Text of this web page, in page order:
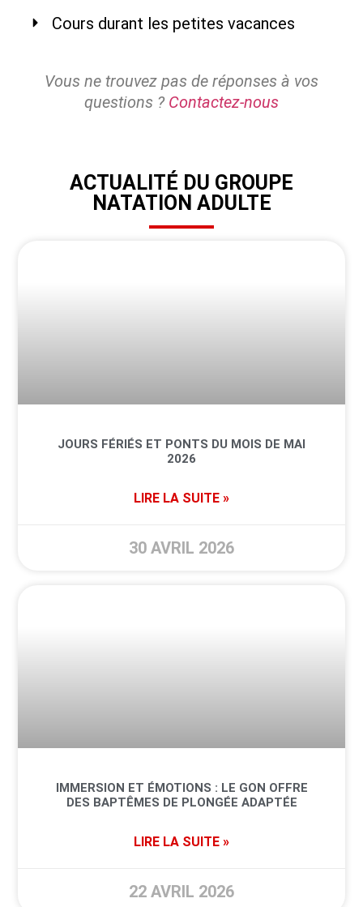
Cours durant les petites vacances
Vous ne trouvez pas de réponses à vos
questions ? Contactez-nous
ACTUALITÉ DU GROUPE
NATATION ADULTE
JOURS FÉRIÉS ET PONTS DU MOIS DE MAI
2026
LIRE LA SUITE »
30 AVRIL 2026
IMMERSION ET ÉMOTIONS : LE GON OFFRE
DES BAPTÊMES DE PLONGÉE ADAPTÉE
LIRE LA SUITE »
22 AVRIL 2026